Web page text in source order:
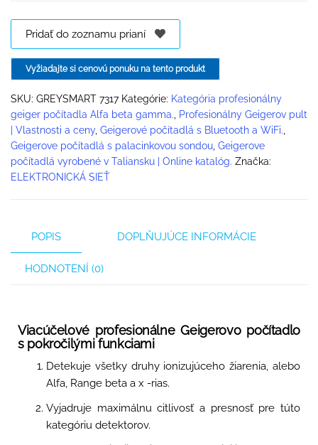
Pridať do zoznamu prianí
Vyžiadajte si cenovú ponuku na tento produkt
SKU: GREYSMART 7317 Kategórie: Kategória profesionálny
geiger počítadla Alfa beta gamma.
Profesionálny Geigerov pult
| Vlastnosti a ceny, Geigerové počítadlá s Bluetooth a WiFi.
Geigerove počítadlá s palacinkovou sondou Geigerove
počítadlá vyrobené v Taliansku | Online katalóg. Značka:
ELEKTRONICKÁ SIEŤ
POPIS DOPLŇUJÚCE INFORMÁCIE
HODNOTENÍ (0)
Viacúčelové profesionálne Geigerovo počítadlo
s pokročilými funkciami
Detekuje všetky druhy ionizujúceho žiarenia, alebo
Alfa, Range beta a x -rias.
Vyjadruje maximálnu citlivosť a presnosť pre túto
kategóriu detektorov.